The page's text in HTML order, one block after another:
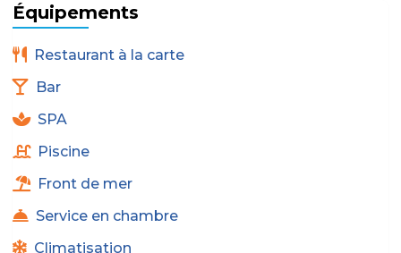
Équipements
Restaurant à la carte
Bar
SPA
Piscine
Front de mer
Service en chambre
Climatisation